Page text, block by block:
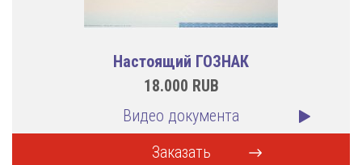
Настоящий ГОЗНАК
18.000 RUB
Видео документа
Заказать